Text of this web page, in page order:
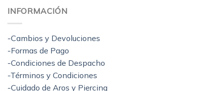
INFORMACIÓN
-Cambios y Devoluciones
-Formas de Pago
-Condiciones de Despacho
-Términos y Condiciones
-Cuidado de Aros y Piercing